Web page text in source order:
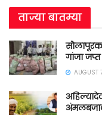
ताज्या बातम्या
गांजा जप्त
AUGUST